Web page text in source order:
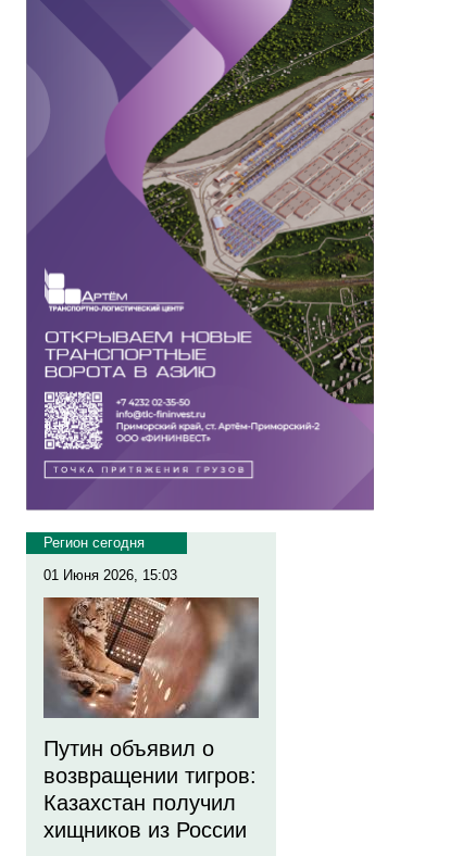
Регион сегодня
01 Июня 2026, 15:03
Путин объявил о
возвращении тигров:
Казахстан получил
хищников из России